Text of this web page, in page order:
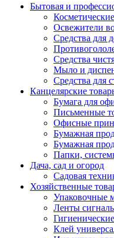
Бытовая и
Освежители
Средства для
Средства
Мыло и
Средства для
Канцелярские
Бумага для
Письменные
Офисные
Бумажная
Бумажная
Папки,
Дача, сад и огород
Садовая
Хозяйственные
Упаковочные
Ленты
Клей